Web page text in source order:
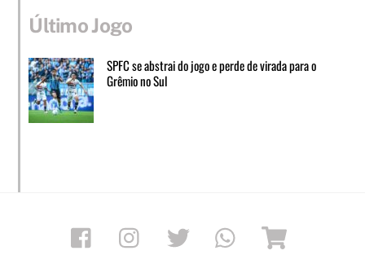
Último Jogo
SPFC se abstrai do jogo e perde de virada para o
Grêmio no Sul
Facebook Instagram Twitter Whatsapp